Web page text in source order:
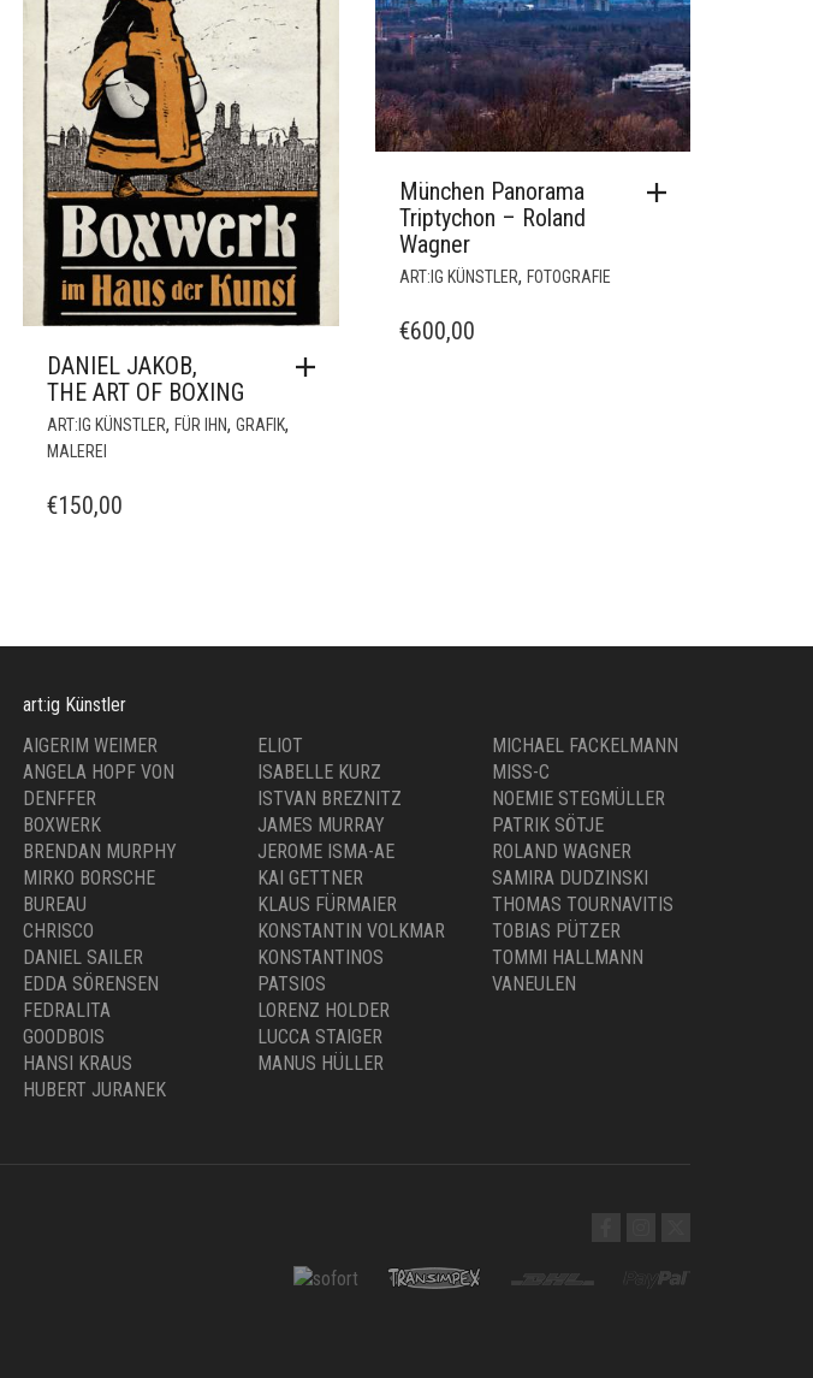
DANIEL JAKOB,
THE ART OF BOXING
ART:IG KÜNSTLER, FÜR IHN, GRAFIK,
MALEREI
€150,00
München Panorama
Triptychon – Roland
Wagner
ART:IG KÜNSTLER, FOTOGRAFIE
€600,00
art:ig Künstler
AIGERIM WEIMER
ANGELA HOPF VON
DENFFER
BOXWERK
BRENDAN MURPHY
MIRKO BORSCHE
BUREAU
CHRISCO
DANIEL SAILER
EDDA SÖRENSEN
FEDRALITA
GOODBOIS
HANSI KRAUS
HUBERT JURANEK
ELIOT
ISABELLE KURZ
ISTVAN BREZNITZ
JAMES MURRAY
JEROME ISMA-AE
KAI GETTNER
KLAUS FÜRMAIER
KONSTANTIN VOLKMAR
KONSTANTINOS
PATSIOS
LORENZ HOLDER
LUCCA STAIGER
MANUS HÜLLER
MICHAEL FACKELMANN
MISS-C
NOEMIE STEGMÜLLER
PATRIK SÖTJE
ROLAND WAGNER
SAMIRA DUDZINSKI
THOMAS TOURNAVITIS
TOBIAS PÜTZER
TOMMI HALLMANN
VANEULEN